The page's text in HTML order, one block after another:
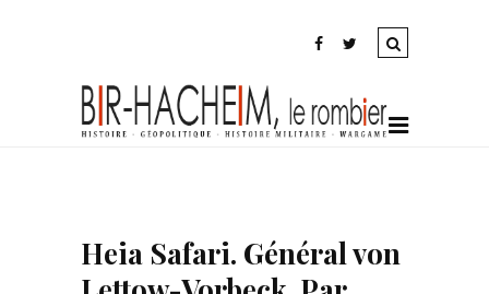
Heia Safari. Général von